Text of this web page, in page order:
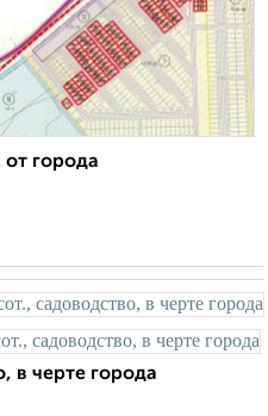
города
в черте города